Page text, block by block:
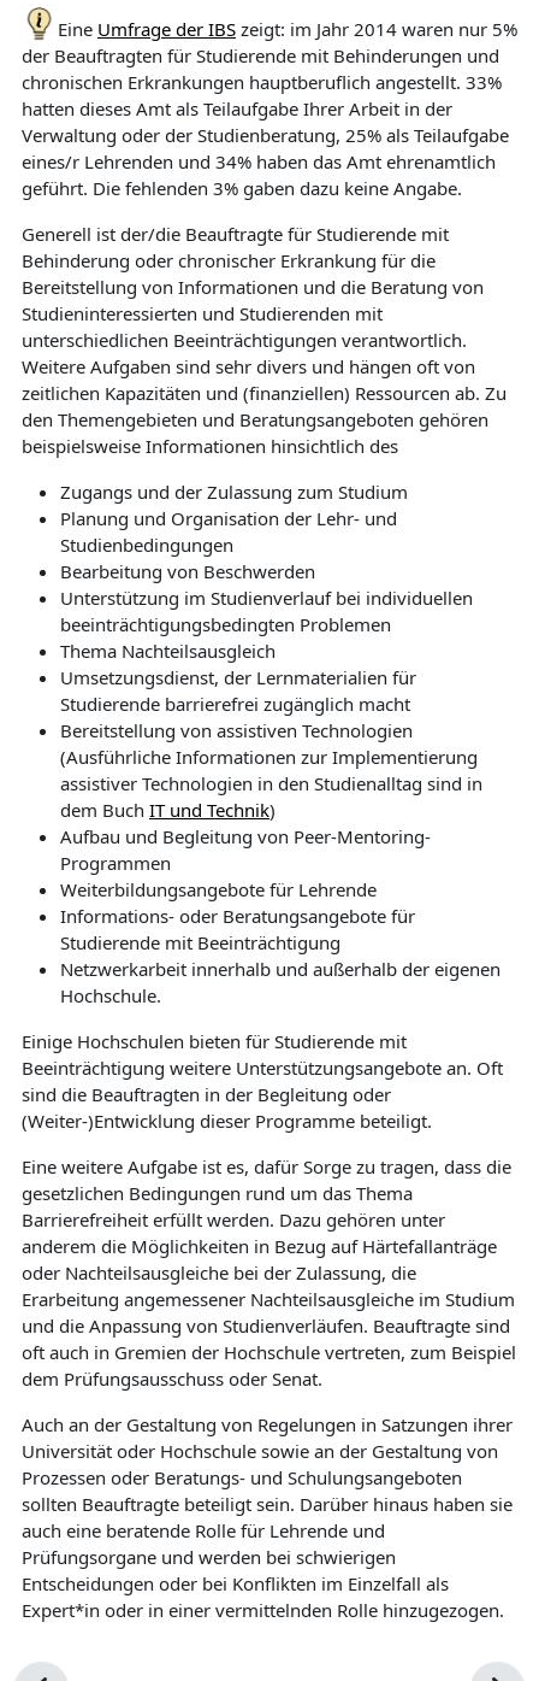
Eine Umfrage der IBS zeigt: im Jahr 2014 waren nur 5%
der Beauftragten für Studierende mit Behinderungen und
chronischen Erkrankungen hauptberuflich angestellt. 33%
hatten dieses Amt als Teilaufgabe Ihrer Arbeit in der
Verwaltung oder der Studienberatung, 25% als Teilaufgabe
eines/r Lehrenden und 34% haben das Amt ehrenamtlich
geführt. Die fehlenden 3% gaben dazu keine Angabe.
Generell ist der/die Beauftragte für Studierende mit
Behinderung oder chronischer Erkrankung für die
Bereitstellung von Informationen und die Beratung von
Studieninteressierten und Studierenden mit
unterschiedlichen Beeinträchtigungen verantwortlich.
Weitere Aufgaben sind sehr divers und hängen oft von
zeitlichen Kapazitäten und (finanziellen) Ressourcen ab. Zu
den Themengebieten und Beratungsangeboten gehören
beispielsweise Informationen hinsichtlich des
Zugangs und der Zulassung zum Studium
Planung und Organisation der Lehr- und
Studienbedingungen
Bearbeitung von Beschwerden
Unterstützung im Studienverlauf bei individuellen
beeinträchtigungsbedingten Problemen
Thema Nachteilsausgleich
Umsetzungsdienst, der Lernmaterialien für
Studierende barrierefrei zugänglich macht
Bereitstellung von assistiven Technologien
(Ausführliche Informationen zur Implementierung
assistiver Technologien in den Studienalltag sind in
dem Buch IT und Technik)
Aufbau und Begleitung von Peer-Mentoring-
Programmen
Weiterbildungsangebote für Lehrende
Informations- oder Beratungsangebote für
Studierende mit Beeinträchtigung
Netzwerkarbeit innerhalb und außerhalb der eigenen
Hochschule.
Einige Hochschulen bieten für Studierende mit
Beeinträchtigung weitere Unterstützungsangebote an. Oft
sind die Beauftragten in der Begleitung oder
(Weiter-)Entwicklung dieser Programme beteiligt.
Eine weitere Aufgabe ist es, dafür Sorge zu tragen, dass die
gesetzlichen Bedingungen rund um das Thema
Barrierefreiheit erfüllt werden. Dazu gehören unter
anderem die Möglichkeiten in Bezug auf Härtefallanträge
oder Nachteilsausgleiche bei der Zulassung, die
Erarbeitung angemessener Nachteilsausgleiche im Studium
und die Anpassung von Studienverläufen. Beauftragte sind
oft auch in Gremien der Hochschule vertreten, zum Beispiel
dem Prüfungsausschuss oder Senat.
Auch an der Gestaltung von Regelungen in Satzungen ihrer
Universität oder Hochschule sowie an der Gestaltung von
Prozessen oder Beratungs- und Schulungsangeboten
sollten Beauftragte beteiligt sein. Darüber hinaus haben sie
auch eine beratende Rolle für Lehrende und
Prüfungsorgane und werden bei schwierigen
Entscheidungen oder bei Konflikten im Einzelfall als
Expert*in oder in einer vermittelnden Rolle hinzugezogen.